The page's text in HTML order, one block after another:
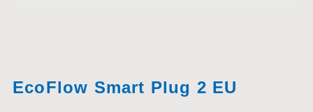
EcoFlow Smart Plug 2 EU